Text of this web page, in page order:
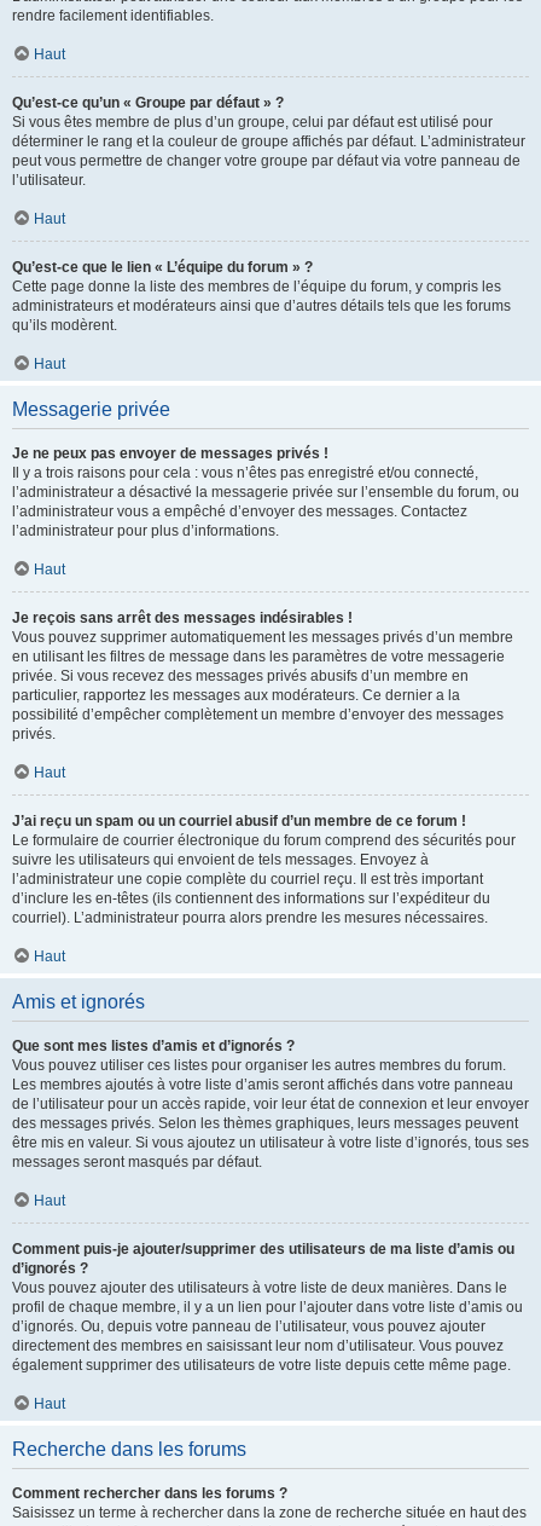
rendre facilement identifiables.
Haut
Qu’est-ce qu’un « Groupe par défaut » ?
Si vous êtes membre de plus d’un groupe, celui par défaut est utilisé pour
déterminer le rang et la couleur de groupe affichés par défaut. L’administrateur
peut vous permettre de changer votre groupe par défaut via votre panneau de
l’utilisateur.
Haut
Qu’est-ce que le lien « L’équipe du forum » ?
Cette page donne la liste des membres de l’équipe du forum, y compris les
administrateurs et modérateurs ainsi que d’autres détails tels que les forums
qu’ils modèrent.
Haut
Messagerie privée
Je ne peux pas envoyer de messages privés !
Il y a trois raisons pour cela : vous n’êtes pas enregistré et/ou connecté,
l’administrateur a désactivé la messagerie privée sur l’ensemble du forum, ou
l’administrateur vous a empêché d’envoyer des messages. Contactez
l’administrateur pour plus d’informations.
Haut
Je reçois sans arrêt des messages indésirables !
Vous pouvez supprimer automatiquement les messages privés d’un membre
en utilisant les filtres de message dans les paramètres de votre messagerie
privée. Si vous recevez des messages privés abusifs d’un membre en
particulier, rapportez les messages aux modérateurs. Ce dernier a la
possibilité d’empêcher complètement un membre d’envoyer des messages
privés.
Haut
J’ai reçu un spam ou un courriel abusif d’un membre de ce forum !
Le formulaire de courrier électronique du forum comprend des sécurités pour
suivre les utilisateurs qui envoient de tels messages. Envoyez à
l’administrateur une copie complète du courriel reçu. Il est très important
d’inclure les en-têtes (ils contiennent des informations sur l’expéditeur du
courriel). L’administrateur pourra alors prendre les mesures nécessaires.
Haut
Amis et ignorés
Que sont mes listes d’amis et d’ignorés ?
Vous pouvez utiliser ces listes pour organiser les autres membres du forum.
Les membres ajoutés à votre liste d’amis seront affichés dans votre panneau
de l’utilisateur pour un accès rapide, voir leur état de connexion et leur envoyer
des messages privés. Selon les thèmes graphiques, leurs messages peuvent
être mis en valeur. Si vous ajoutez un utilisateur à votre liste d’ignorés, tous ses
messages seront masqués par défaut.
Haut
Comment puis-je ajouter/supprimer des utilisateurs de ma liste d’amis ou
d’ignorés ?
Vous pouvez ajouter des utilisateurs à votre liste de deux manières. Dans le
profil de chaque membre, il y a un lien pour l’ajouter dans votre liste d’amis ou
d’ignorés. Ou, depuis votre panneau de l’utilisateur, vous pouvez ajouter
directement des membres en saisissant leur nom d’utilisateur. Vous pouvez
également supprimer des utilisateurs de votre liste depuis cette même page.
Haut
Recherche dans les forums
Comment rechercher dans les forums ?
Saisissez un terme à rechercher dans la zone de recherche située en haut des